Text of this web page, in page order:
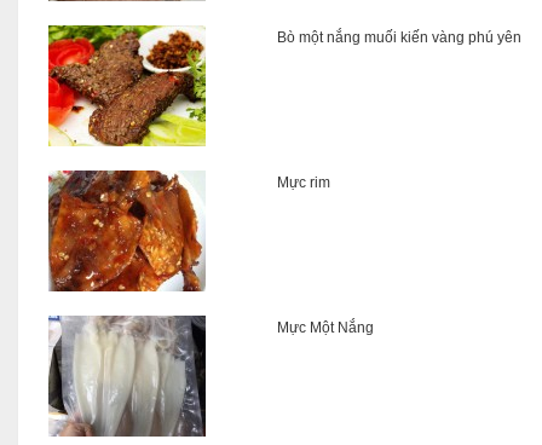
Bò một nắng muối kiến vàng phú yên
Mực rim
Mực Một Nắng